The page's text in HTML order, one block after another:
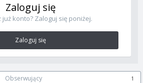
Zaloguj się
już konto? Zaloguj się poniżej.
Zaloguj się
Obserwujący 1